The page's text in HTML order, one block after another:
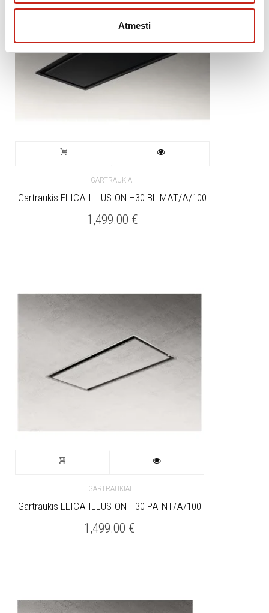
Atmesti
GARTRAUKIAI
Gartraukis ELICA ILLUSION H30 BL MAT/A/100
1,499.00 €
GARTRAUKIAI
Gartraukis ELICA ILLUSION H30 PAINT/A/100
1,499.00 €